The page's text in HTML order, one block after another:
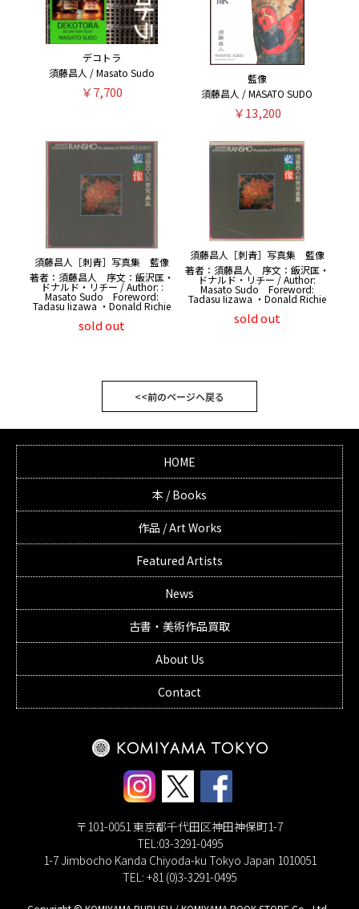
デコトラ
須藤昌人 / Masato Sudo
￥7,700
藍像
須藤昌人 / MASATO SUDO
￥13,200
須藤昌人［刺青］写真集 藍像
著者：須藤昌人 序文：飯沢匡・
ドナルド・リチー / Author: :
Masato Sudo Foreword:
Tadasu Iizawa ・Donald Richie
sold out
須藤昌人［刺青］写真集 藍像
著者：須藤昌人 序文：飯沢匡・
ドナルド・リチー / Author:
Masato Sudo Foreword:
Tadasu Iizawa ・Donald Richie
sold out
<<前のページへ戻る
HOME
本 / Books
作品 / Art Works
Featured Artists
News
古書・美術作品買取
About Us
Contact
〒101-0051 東京都千代田区神田神保町1-7
TEL:03-3291-0495
1-7 Jimbocho Kanda Chiyoda-ku Tokyo Japan 1010051
TEL: +81 (0)3-3291-0495